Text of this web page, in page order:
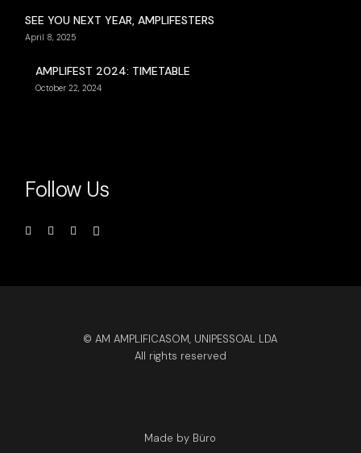
SEE YOU NEXT YEAR, AMPLIFESTERS
April 8, 2025
AMPLIFEST 2024: TIMETABLE
October 22, 2024
Follow Us
© AM AMPLIFICASOM, UNIPESSOAL LDA
All rights reserved
Made by Büro